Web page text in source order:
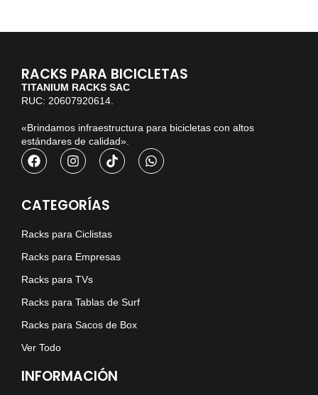
RACKS PARA BICICLETAS
TITANIUM RACKS SAC
RUC: 20607920614.
«Brindamos infraestructura para bicicletas con altos
estándares de calidad».
CATEGORÍAS
Racks para Ciclistas
Racks para Empresas
Racks para TVs
Racks para Tablas de Surf
Racks para Sacos de Box
Ver Todo
INFORMACIÓN